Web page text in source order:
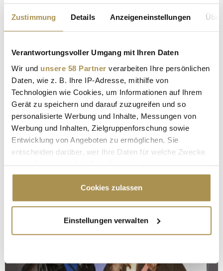
Zustimmung Details Anzeigeneinstellungen
Verantwortungsvoller Umgang mit Ihren Daten
Wir und unsere 58 Partner verarbeiten Ihre persönlichen
Daten, wie z. B. Ihre IP-Adresse, mithilfe von
Technologien wie Cookies, um Informationen auf Ihrem
Gerät zu speichern und darauf zuzugreifen und so
personalisierte Werbung und Inhalte, Messungen von
Werbung und Inhalten, Zielgruppenforschung sowie
Entwicklung von Angeboten zu ermöglichen. Sie
entscheiden darüber, wer Ihre Daten für welche Zwecke
Cookie-Erklärung oder durch Klicken auf das Privacy
Trigger Symbol ändern oder widerrufen
Informationen über Ihre geografische Lage
erfassen, welche bis auf einige Meter genau sein
Cookies zulassen
Einstellungen verwalten